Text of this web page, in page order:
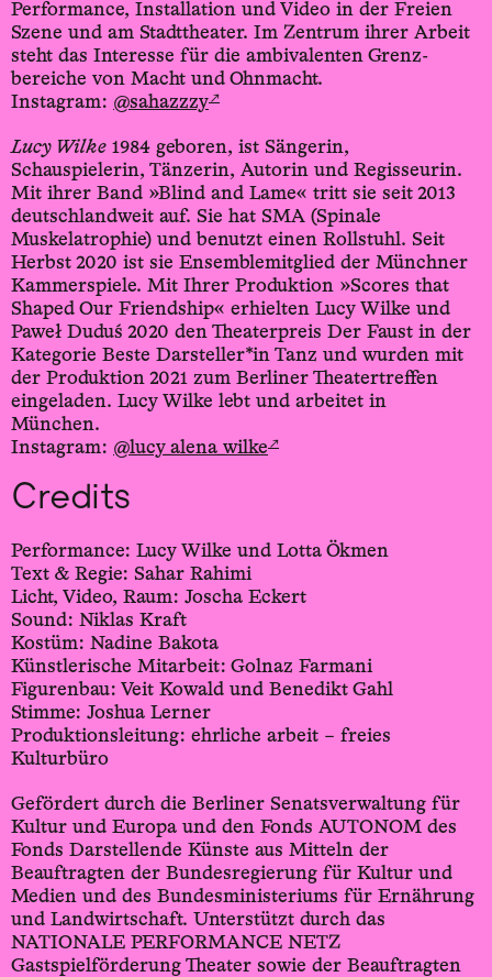
Performance, Installation und Video in der Freien
Szene und am Stadttheater. Im Zentrum ihrer Arbeit
steht das Interesse für die ambivalenten Grenz­
bereiche von Macht und Ohnmacht.
Instagram: @sahazzzy↗
Lucy Wilke 1984 geboren, ist Sängerin,
Schauspielerin, Tänzerin, Autorin und Regisseurin.
Mit ihrer Band »Blind and Lame« tritt sie seit 2013
deutschlandweit auf. Sie hat SMA (Spinale
Muskelatrophie) und benutzt einen Rollstuhl. Seit
Herbst 2020 ist sie Ensemble­mitglied der Münchner
Kammerspiele. Mit Ihrer Produktion »Scores that
Shaped Our Friendship« erhielten Lucy Wilke und
Paweł Duduś 2020 den Theater­preis Der Faust in der
Kategorie Beste Darsteller*in Tanz und wurden mit
der Produktion 2021 zum Berliner Theater­treffen
eingeladen. Lucy Wilke lebt und arbeitet in
München.
Instagram: @lucy_alena_wilke ↗
Credits
Performance: Lucy Wilke und Lotta Ökmen
Text & Regie: Sahar Rahimi
Licht, Video, Raum: Joscha Eckert
Sound: Niklas Kraft
Kostüm: Nadine Bakota
Künstlerische Mitarbeit: Golnaz Farmani
Figurenbau: Veit Kowald und Benedikt Gahl
Stimme: Joshua Lerner
Produktionsleitung: ehrliche arbeit – freies
Kulturbüro
Gefördert durch die Berliner Senatsverwaltung für
Kultur und Europa und den Fonds AUTONOM des
Fonds Darstellende Künste aus Mitteln der
Beauftragten der Bundesregierung für Kultur und
Medien und des Bundesministeriums für Ernährung
und Landwirtschaft. Unterstützt durch das
NATIONALE PERFORMANCE NETZ
Gastspielförderung Theater sowie der Beauftragten